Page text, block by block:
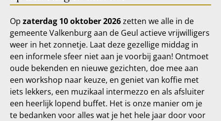
Op zaterdag 10 oktober 2026zetten we alle in de
gemeente Valkenburg aan de Geul actieve vrijwilligers
weer in het zonnetje. Laat deze gezellige middag in
een informele sfeer niet aan je voorbij gaan! Ontmoet
oude bekenden en nieuwe gezichten, doe mee aan
een workshop naar keuze, en geniet van koffie met
iets lekkers, een muzikaal intermezzo en als afsluiter
een heerlijk lopend buffet. Het is onze manier om je
te bedanken voor alles wat je het hele jaar door voor